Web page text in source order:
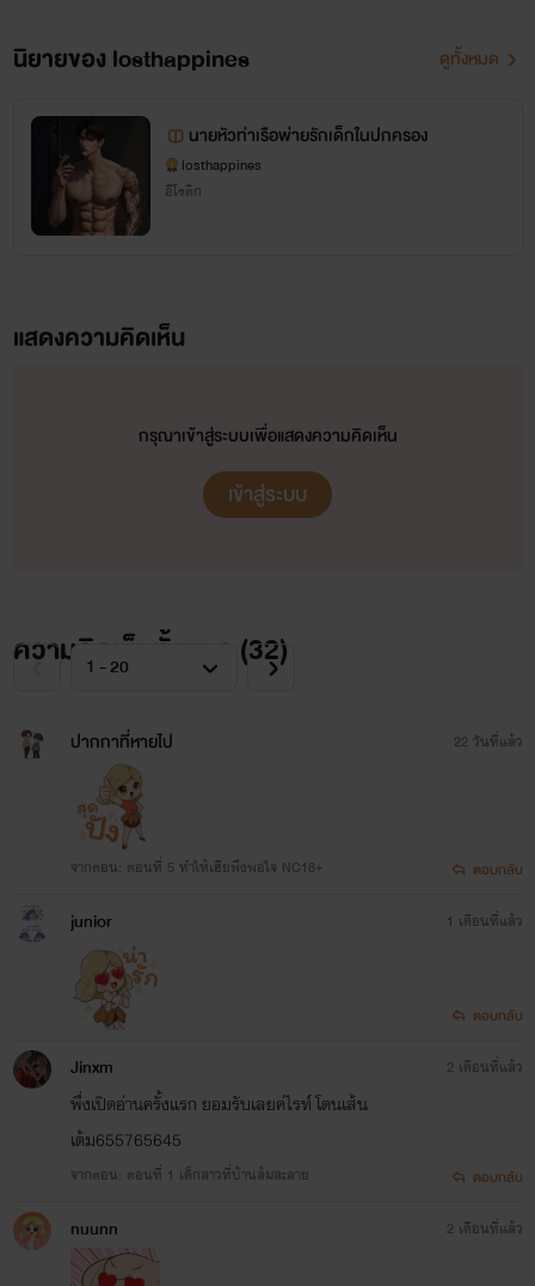
นิยายของ losthappines ดูทั้งหมด
นายหัวท่าเรือพ่ายรักเด็กในปกครอง
losthappines
อีโรติก
แสดงความคิดเห็น
กรุณาเข้าสู่ระบบเพื่อแสดงความคิดเห็น
เข้าสู่ระบบ
ความคิดเห็นทั้งหมด (32)
ปากกาที่หายไป
จากตอน: ตอนที่ 5 ทำให้เฮียพึงพอใจ NC18+
22 วันที่แล้ว
ตอบกลับ
junior 1 เดือนที่แล้ว
ตอบกลับ
Jinxm
พึ่งเปิดอ่านครั้งแรก ยอมรับเลยค่ไรท์ โดนเส้น
เต้ม655765645
จากตอน: ตอนที่ 1 เด็กสาวที่บ้านล้มละลาย
2 เดือนที่แล้ว
ตอบกลับ
nuunn 2 เดือนที่แล้ว